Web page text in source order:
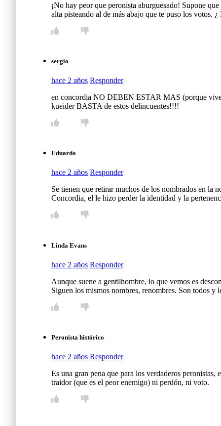
¡No hay peor que peronista aburguesado! Supone
alta pisteando al de más abajo que te puso los votos.
sergio
hace 2 años Responder
en concordia NO DEBEN ESTAR MAS (porque
kueider BASTA de estos delincuentes!!!!
Eduardo
hace 2 años Responder
Se tienen que retirar muchos de los nombrados en la
Concordia, el le hizo perder la identidad y la
Linda Evans
hace 2 años Responder
Aunque suene a gentilhombre, lo que vemos es
Siguen los mismos nombres, renombres. Son todos
Peronista histórico
hace 2 años Responder
Es una gran pena que para los verdaderos
traidor (que es el peor enemigo) ni perdón, ni voto.